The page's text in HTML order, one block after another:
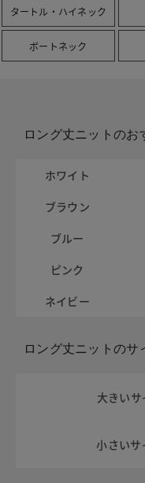
タートル・ハイネック
ボートネック
ロング丈ニットのお
ホワイト
ブラウン
ブルー
ピンク
ネイビー
ロング丈ニットのサ
大きいサ
小さいサ